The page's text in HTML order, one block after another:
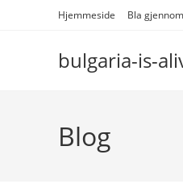
Hjemmeside Bla
bulgaria-is-
Blog